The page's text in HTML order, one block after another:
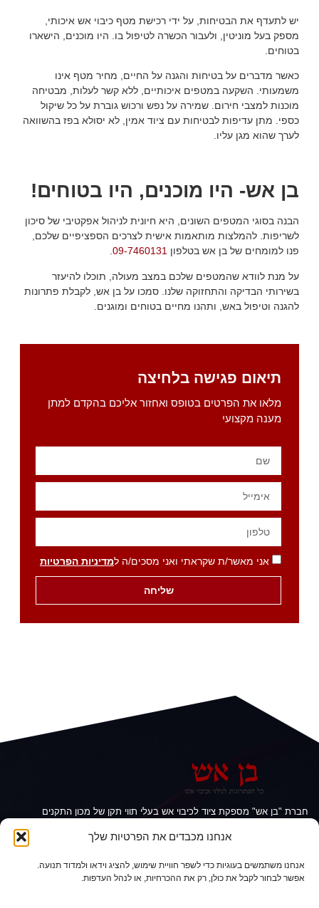
אנחנו מכבדים את הפרטיות שלך
אנחנו משתמשים בעוגיות כדי לשפר חוויית שימוש, להציג וידאו ולמדוד תנועה.
אפשר לבחור לקבל את כולן, רק את ההכרחיות, או לנהל העדפות.
יש לתעדף את הבטיחות, על ידי רכישת מטף כיבוי אש איכותי,
מספק בעל מוניטין, ולעבור הכשרה לטיפול בו. היו מוכנים, הישארו
בטוחים.
כאשר מדברים על בטיחות והגנה על החיים, מחיר מטף אינו
משמעותי. השקעה במטפים איכותיים, ללא קשר לעלות, מבטיחה
מוכנות למצבי חירום. שמירה על נפש ורכוש גוברת על כל שיקול
כספי. מתן עדיפות לבטיחות עם ציוד אמין, לא יסולא בפז בהשוואה
לערך שהוא מגן עליו.
בן אש- היו מוכנים, היו בטוחים!
הבנה בסוגי המטפים השונים, היא חיונית לניהול אפקטיבי של סיכון
לשריפות. להמלצות מותאמות אישית לצרכים הספציפיים שלכם,
פנו למומחים של בן אש בטלפון 09-7460131
.
על מנת לוודא שהמטפים שלכם במצב מעולה, תוכלו להיעזר
בשירותי הבדיקה והתחזוקה שלנו. סמכו על בן אש, לקבלת פתרונות
להגנה וטיפול באש, ותהנו מחיים בטוחים ומוגנים.
תיאום פגישה בלחיצה
מלאו את הפרטים בטופס ואחזור אליכם בהקדם למתן
מענה מקצועי
אני מאשר/ת שקראתי ואני מסכים/ה למדיניות הפרטיות
שליחה
חברת "בן אש" מספקת ציוד לכיבוי אש בעלי תווי תקן של מכון התקנים
קצף, מטפים אוטומטיים לארונות חשמל, מטפים אוטומטיים לחדרי
09-7460131
office.benesh@gmail.com